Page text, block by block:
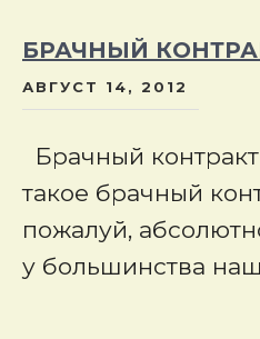
БРАЧНЫЙ
АВГУСТ 14, 2012
Брачный
такое брачный
пожалуй,
у большинства